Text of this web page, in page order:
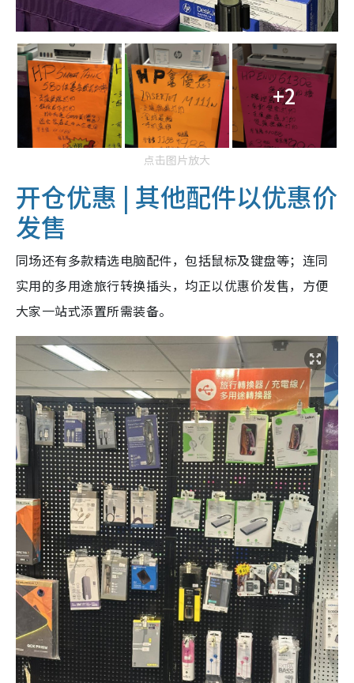
+2
点击图片放大
开仓优惠 | 其他配件以优惠价
发售
同场还有多款精选电脑配件，包括鼠标及键盘等；连同
实用的多用途旅行转换插头，均正以优惠价发售，方便
大家一站式添置所需装备。